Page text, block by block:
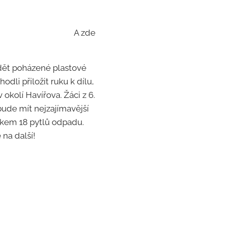
zde
poházené plastové
přiložit ruku k dílu,
Havířova. Žáci z 6.
mít nejzajímavější
18 pytlů odpadu.
další!